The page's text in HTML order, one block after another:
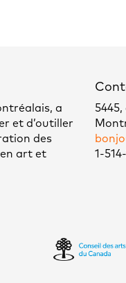
a
et d’outiller
des
art et
1-